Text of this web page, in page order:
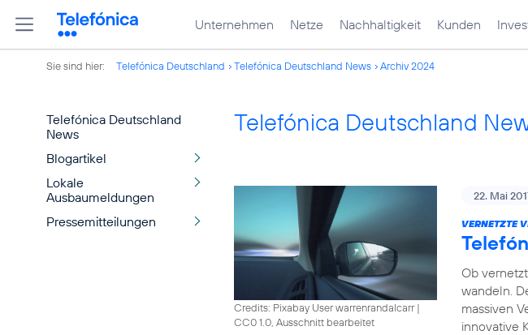
Unternehmen Netze Nachhaltigkeit Kunden
Sie sind hier: Telefónica Deutschland Telefónica Deutschland News Archiv 2024
Telefónica Deutschland
News
Blogartikel
Lokale
Ausbaumeldungen
Pressemitteilungen
Telefónica Deutschland
Credits: Pixabay User warrenrandalcarr|
CC0 1.0, Ausschnitt bearbeitet
22. Mai
VERNETZTE
Ob
wandeln.
massiven
innovative